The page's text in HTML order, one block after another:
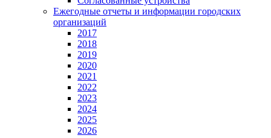
Ежегодные отчеты и информации городских
организаций
2017
2018
2019
2020
2021
2022
2023
2024
2025
2026